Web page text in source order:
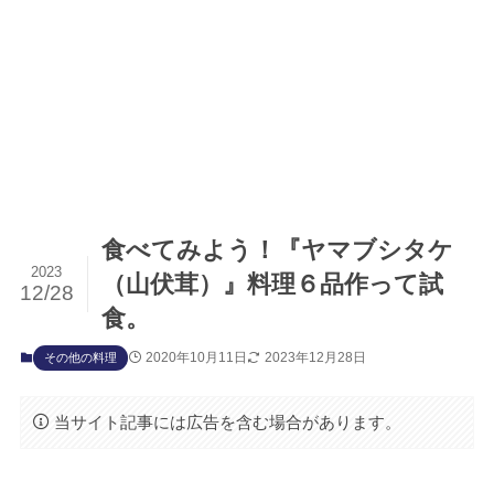
食べてみよう！『ヤマブシタケ
（山伏茸）』料理６品作って試
食。
2023
12/28
その他の料理 2020年10月11日 2023年12月28日
当サイト記事には広告を含む場合があります。